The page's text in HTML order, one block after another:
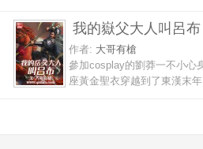
我的嶽父大人叫呂布
作者: 大哥有槍
參加cosplay的劉莽一不小心
座黃金聖衣穿越到了東漢末